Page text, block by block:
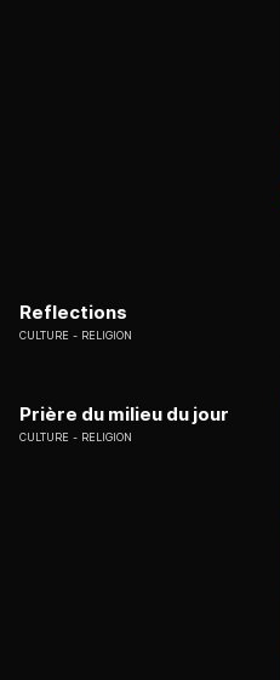
Reflections
CULTURE RELIGION
Prière du milieu du jour
CULTURE RELIGION